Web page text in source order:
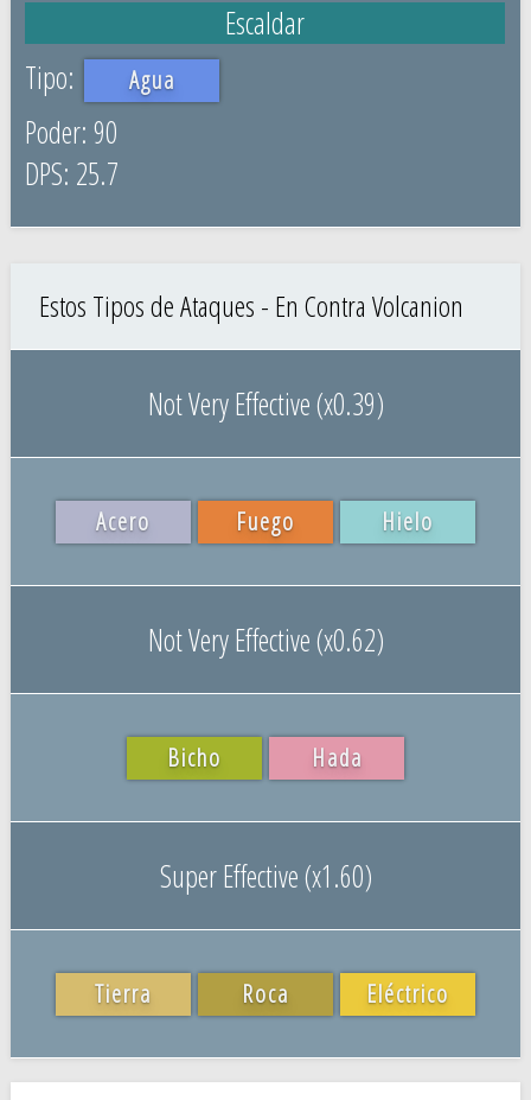
Escaldar
Agua
90
25.7
Estos Tipos de Ataques - En Contra Volcanion
Not Very Effective (x0.39)
Acero Fuego Hielo
Not Very Effective (x0.62)
Bicho Hada
Super Effective (x1.60)
Tierra Roca Eléctrico